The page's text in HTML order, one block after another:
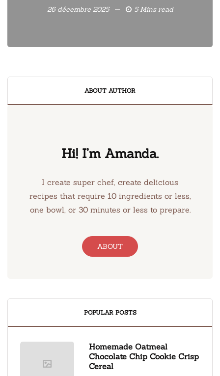
26 décembre 2025 5 Mins read
ABOUT AUTHOR
Hi! I’m Amanda.
I create super chef, create delicious
recipes that require 10 ingredients or less,
one bowl, or 30 minutes or less to prepare.
ABOUT
POPULAR POSTS
Homemade Oatmeal
Chocolate Chip Cookie Crisp
Cereal